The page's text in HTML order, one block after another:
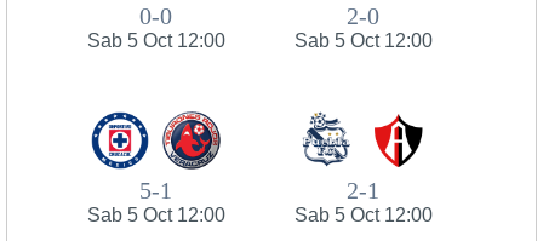
0-0
Sab 5 Oct 12:00
2-0
Sab 5 Oct 12:00
5-1
Sab 5 Oct 12:00
2-1
Sab 5 Oct 12:00